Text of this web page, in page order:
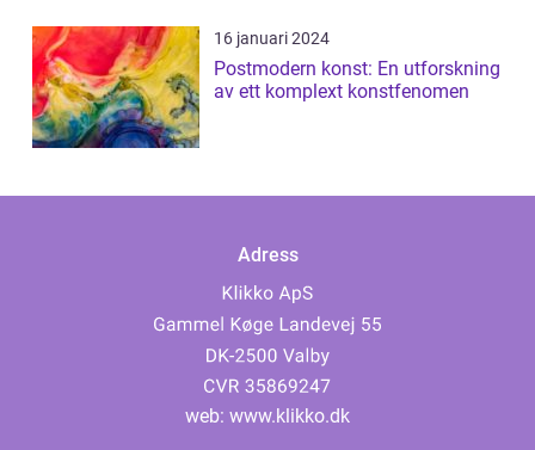
16 januari 2024
Postmodern konst: En utforskning
av ett komplext konstfenomen
Adress
web: www.klikko.dk